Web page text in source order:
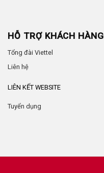
HỖ TRỢ KHÁCH HÀNG
Tổng đài Viettel
Liên hệ
LIÊN KẾT WEBSITE
Tuyển dụng